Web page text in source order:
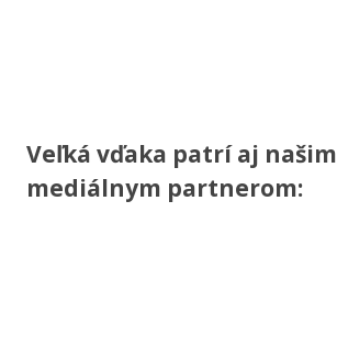
Veľká vďaka patrí aj našim
mediálnym partnerom: